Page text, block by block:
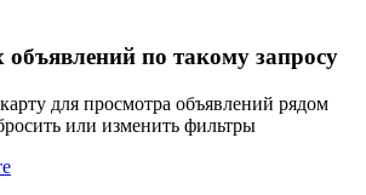
по такому запросу
для просмотра объявлений рядом
или изменить фильтры